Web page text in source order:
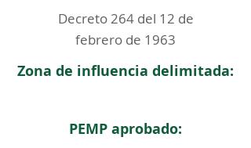
Decreto 264 del 12 de
febrero de 1963
Zona de influencia delimitada:
PEMP aprobado: